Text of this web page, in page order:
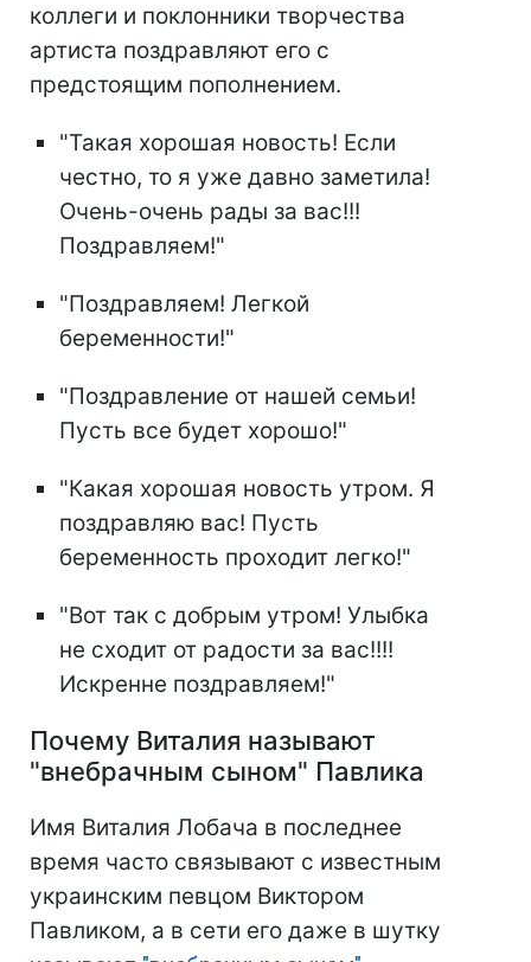
коллеги и поклонники творчества
артиста поздравляют его с
предстоящим пополнением.
"Такая хорошая новость! Если
честно, то я уже давно заметила!
Очень-очень рады за вас!!!
Поздравляем!"
"Поздравляем! Легкой
беременности!"
"Поздравление от нашей семьи!
Пусть все будет хорошо!"
"Какая хорошая новость утром. Я
поздравляю вас! Пусть
беременность проходит легко!"
"Вот так с добрым утром! Улыбка
не сходит от радости за вас!!!!
Искренне поздравляем!"
Почему Виталия называют
"внебрачным сыном" Павлика
Имя Виталия Лобача в последнее
время часто связывают с известным
украинским певцом Виктором
Павликом, а в сети его даже в шутку